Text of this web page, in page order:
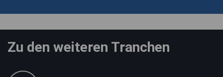
Zu den weiteren Tranchen